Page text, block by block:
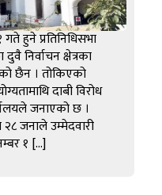
हुने प्रतिनिधिसभा
निर्वाचन क्षेत्रका
छैन । तोकिएको
दाबी विरोध
जनाएको छ ।
२८ जनाले उम्मेदवारी
१ […]